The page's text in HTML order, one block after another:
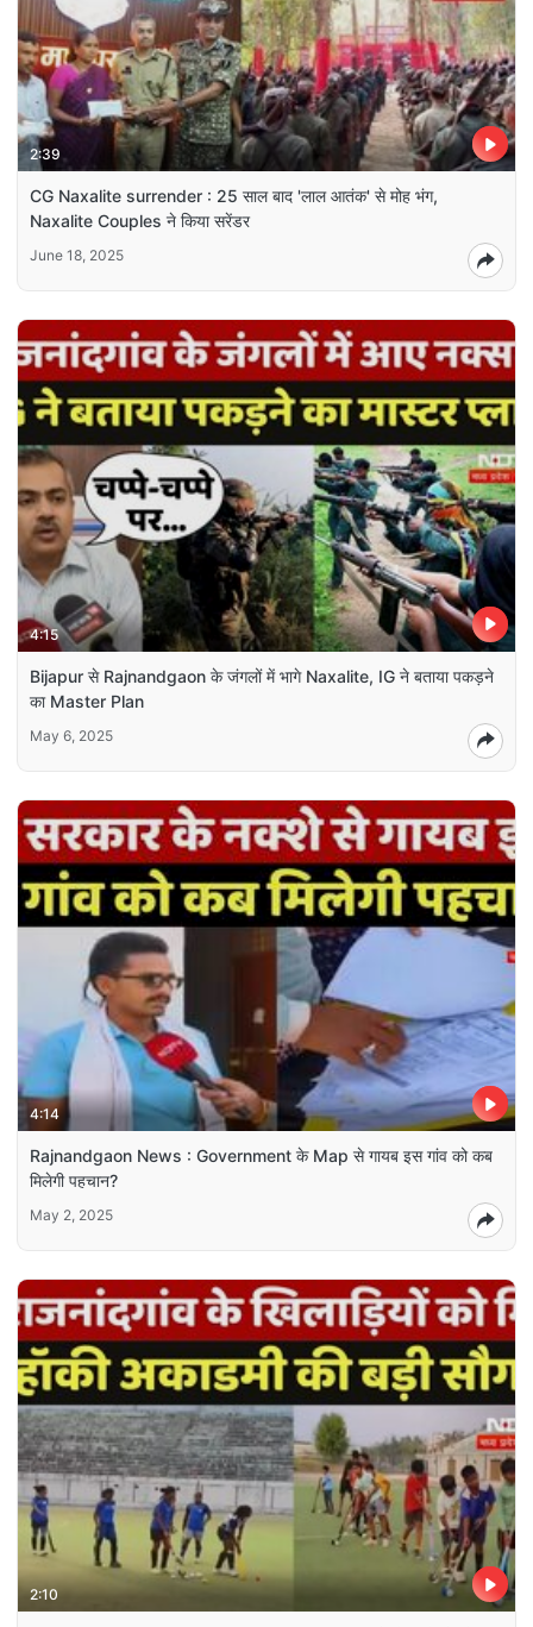
2:39
CG Naxalite surrender : 25 साल बाद 'लाल आतंक' से मोह भंग,
Naxalite Couples ने किया सरेंडर
June 18, 2025
4:15
Bijapur से Rajnandgaon के जंगलों में भागे Naxalite, IG ने बताया पकड़ने
का Master Plan
May 6, 2025
4:14
Rajnandgaon News : Government के Map से गायब इस गांव को कब
मिलेगी पहचान?
May 2, 2025
2:10